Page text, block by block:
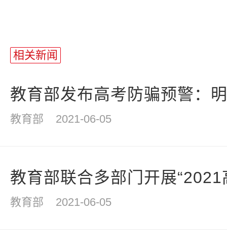
相关新闻
教育部发布高考防骗预警：
教育部 2021-06-05
教育部联合多部门开展“2021
教育部 2021-06-05